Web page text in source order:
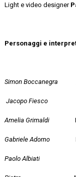
Light e video designer
Personaggi e
Simon Boccanegra
Jacopo Fiesco
Amelia Grimaldi
Gabriele Adorno
Paolo Albiati